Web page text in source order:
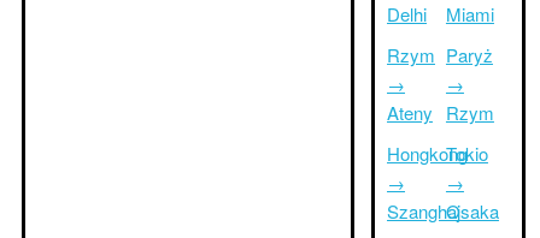
Delhi
Rzym
→
Ateny
Hongkong
→
Szanghaj
Miami
Paryż
→
Rzym
Tokio
→
Osaka